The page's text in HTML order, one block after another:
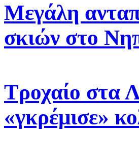
Μεγάλη
σκιών στο
Τροχαίο στα
«γκρέμισε»